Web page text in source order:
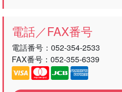
電話／FAX番号
電話番号： 052-354-2533
FAX番号：052-355-6339